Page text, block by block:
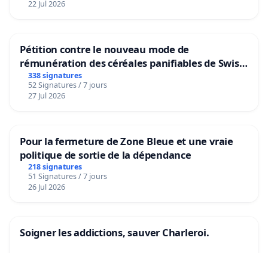
22 Jul 2026
Pétition contre le nouveau mode de
rémunération des céréales panifiables de Swiss
granum basé sur la teneur en protéines
338 signatures
52 Signatures / 7 jours
27 Jul 2026
Pour la fermeture de Zone Bleue et une vraie
politique de sortie de la dépendance
218 signatures
51 Signatures / 7 jours
26 Jul 2026
Soigner les addictions, sauver Charleroi.